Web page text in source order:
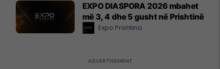
EXPO DIASPORA 2026 mbahet
më 3, 4 dhe 5 gusht në Prishtinë
Expo Prishtina